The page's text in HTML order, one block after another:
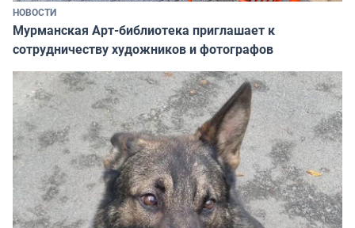
НОВОСТИ
Мурманская Арт-библиотека приглашает к
сотрудничеству художников и фотографов